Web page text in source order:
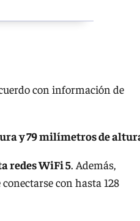
con información de
y 79 milímetros de
redes WiFi 5. Además,
con hasta 128